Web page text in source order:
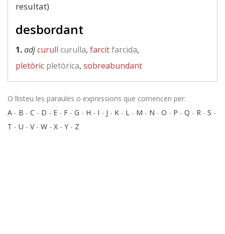
resultat)
desbordant
1.adjcurull curulla, farcitfarcida,
pletòric pletòrica, sobreabundant
O llisteu les paraules o expressions que comencen per:
A - B - C - D - E - F - G - H - I - J - K - L - M - N - O - P - Q - R - S -
T - U - V- W - X - Y - Z